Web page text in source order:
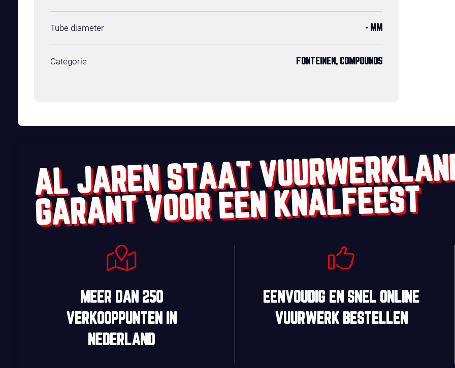
Tube diameter - MM
Categorie FONTEINEN, COMPOUNDS
AL JAREN STAAT
GARANT VOOR EEN KNALFEEST
MEER DAN 250
VERKOOPPUNTEN
IN
NEDERLAND
EENVOUDIG EN SNELONLINE
VUURWERK BESTELLEN